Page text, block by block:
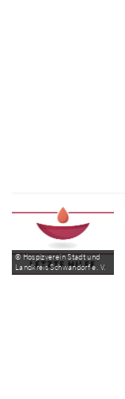
© Hospizverein Stadt und
Landkreis Schwandorf e. V.